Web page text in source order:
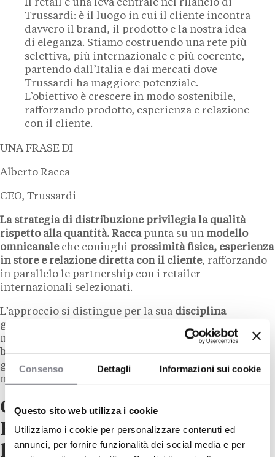
Consenso Dettagli Informazioni sui cookie
Questo sito web utilizza i cookie
Utilizziamo i cookie per personalizzare contenuti ed
annunci, per fornire funzionalità dei social media e per
Il retail è una leva centrale nel rilancio di
Trussardi: è il luogo in cui il cliente incontra
davvero il brand, il prodotto e la nostra idea
di eleganza. Stiamo costruendo una rete più
selettiva, più internazionale e più coerente,
partendo dall’Italia e dai mercati dove
Trussardi ha maggiore potenziale.
L’obiettivo è crescere in modo sostenibile,
rafforzando prodotto, esperienza e relazione
con il cliente.
UNA FRASE DI
Alberto Racca
CEO, Trussardi
La strategia di distribuzione privilegia la qualità
rispetto alla quantità. Raccapunta su un modello
omnicanale che coniughi prossimità fisica, esperienza
in store e relazione diretta con il cliente, rafforzando
in parallelo le partnership con i retailer
internazionali selezionati.
L’approccio si distingue per la sua disciplina
geografica
: nessuna espansione indiscriminata, ma
mercati scelti sulla base del
potenziale effettivo del
brand. Un metodo che rispecchia la filosofia del
gruppo piemonteseMiroglio
, noto per uno sviluppo
misurato e orientato alla redditività.
Gentle Society e Trussardi
Home: il brand si allarga al
lifestyle